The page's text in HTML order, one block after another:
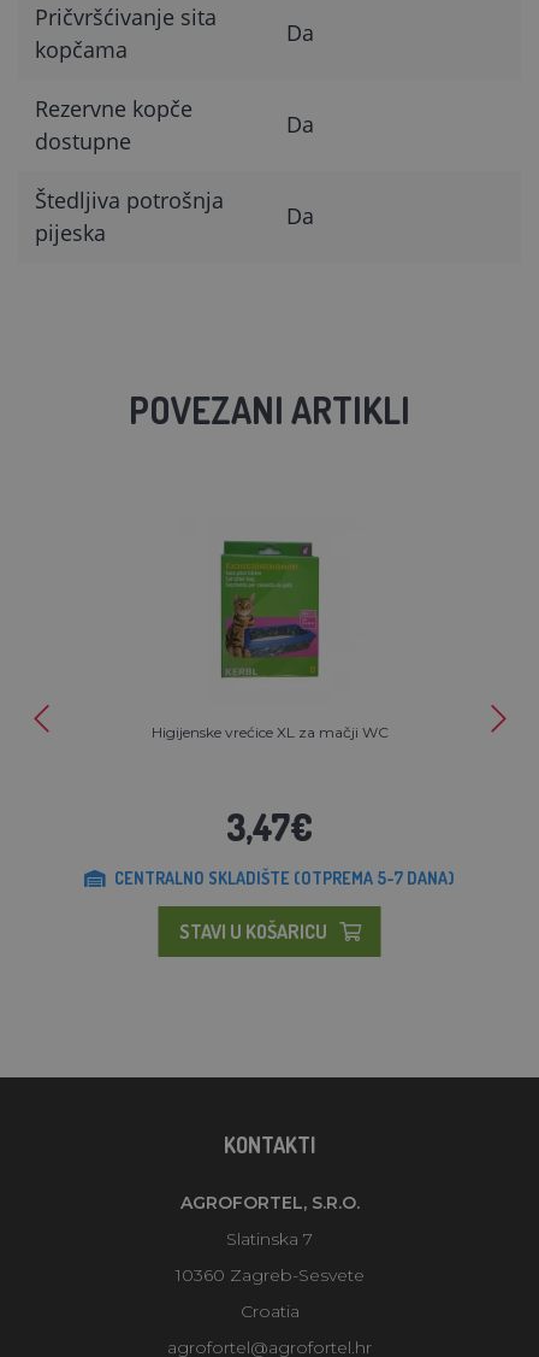
Pričvršćivanje sita
kopčama
Da
Rezervne kopče
dostupne
Da
Štedljiva potrošnja
pijeska
Da
POVEZANI ARTIKLI
Higijenske vrećice XL za mačji WC
3,47€
CENTRALNO SKLADIŠTE (OTPREMA 5-7 DANA)
STAVI U KOŠARICU
KONTAKTI
AGROFORTEL, S.R.O.
Slatinska 7
10360 Zagreb-Sesvete
Croatia
agrofortel@agrofortel.hr